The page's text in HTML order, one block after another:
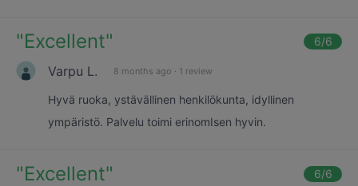
"Excellent" 6/6
Varpu L. 8 months ago · 1 review
Hyvä ruoka, ystävällinen henkilökunta, idyllinen
ympäristö. Palvelu toimi erinomIsen hyvin.
"Excellent" 6/6